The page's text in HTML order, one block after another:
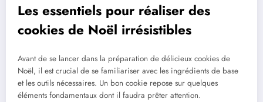
Les essentiels pour réaliser des
cookies de Noël irrésistibles
Avant de se lancer dans la préparation de délicieux cookies de
Noël, il est crucial de se familiariser avec les ingrédients de base
et les outils nécessaires. Un bon cookie repose sur quelques
éléments fondamentaux dont il faudra prêter attention.